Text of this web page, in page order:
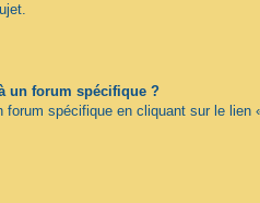
un forum spécifique ?
spécifique en cliquant sur le lien